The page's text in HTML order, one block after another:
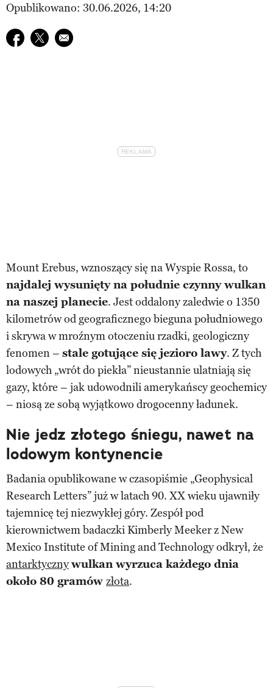
Opublikowano: 30.06.2026, 14:20
Udostępnij na facebook
Udostępnij na twitter
E-mail do przyjaciela
Mount Erebus, wznoszący się na Wyspie Rossa, to
najdalej wysunięty na południe czynny wulkan
na naszej planecie. Jest oddalony zaledwie o 1350
kilometrów od geograficznego bieguna południowego
i skrywa w mroźnym otoczeniu rzadki, geologiczny
fenomen – stale gotujące się jezioro lawy. Z tych
lodowych „wrót do piekła” nieustannie ulatniają się
gazy, które – jak udowodnili amerykańscy geochemicy
– niosą ze sobą wyjątkowo drogocenny ładunek.
Nie jedz złotego śniegu, nawet na
lodowym kontynencie
Badania opublikowane w czasopiśmie „Geophysical
Research Letters” już w latach 90. XX wieku ujawniły
tajemnicę tej niezwykłej góry. Zespół pod
kierownictwem badaczki Kimberly Meeker z New
Mexico Institute of Mining and Technology odkrył, że
antarktycznywulkan wyrzuca każdego dnia
około 80 gramów złota.